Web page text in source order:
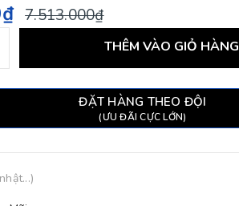
7.513.000₫
THÊM VÀO GIỎ HÀNG
ĐẶT HÀNG THEO ĐỘI
(ƯU ĐÃI CỰC LỚN)